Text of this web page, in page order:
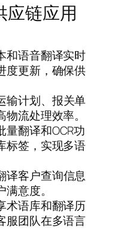
应链应用
和语音翻译实时
度更新，确保供
输计划、报关单
流处理效率。
量翻译和OCR功
标签，实现多语
译客户查询信息
意度。
术语库和翻译历
服团队在多语言